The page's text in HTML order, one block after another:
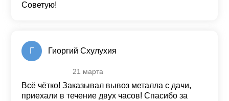
Советую!
Г Гиоргий Схулухия
из 5
21 марта
Всё чётко! Заказывал вывоз металла с дачи,
приехали в течение двух часов! Спасибо за